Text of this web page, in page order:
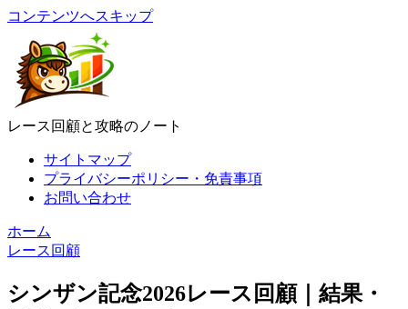
コンテンツへスキップ
レース回顧と攻略のノート
サイトマップ
プライバシーポリシー・免責事項
お問い合わせ
ホーム
レース回顧
シンザン記念2026レース回顧｜結果・